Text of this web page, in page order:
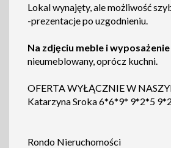
Lokal wynajęty, ale możliwość
-prezentacje po uzgodnieniu.
Na zdjęciu meble i
nieumeblowany, oprócz kuchni.
OFERTA WYŁĄCZNIE W
Katarzyna Sroka 6*6*9* 9*2*5
Rondo Nieruchomości